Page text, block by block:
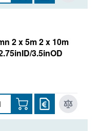
2 x 5m 2 x 10m
3.5inOD